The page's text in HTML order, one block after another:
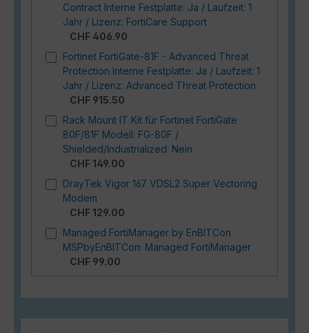
Contract Interne Festplatte: Ja / Laufzeit: 1
Jahr / Lizenz: FortiCare Support
CHF 406.90
Fortinet FortiGate-81F - Advanced Threat
Protection Interne Festplatte: Ja / Laufzeit: 1
Jahr / Lizenz: Advanced Threat Protection
CHF 915.50
Rack Mount IT Kit für Fortinet FortiGate
80F/81F Modell: FG-80F /
Shielded/Industrialized: Nein
CHF 149.00
DrayTek Vigor 167 VDSL2 Super Vectoring
Modem
CHF 129.00
Managed FortiManager by EnBITCon
MSPbyEnBITCon: Managed FortiManager
CHF 99.00